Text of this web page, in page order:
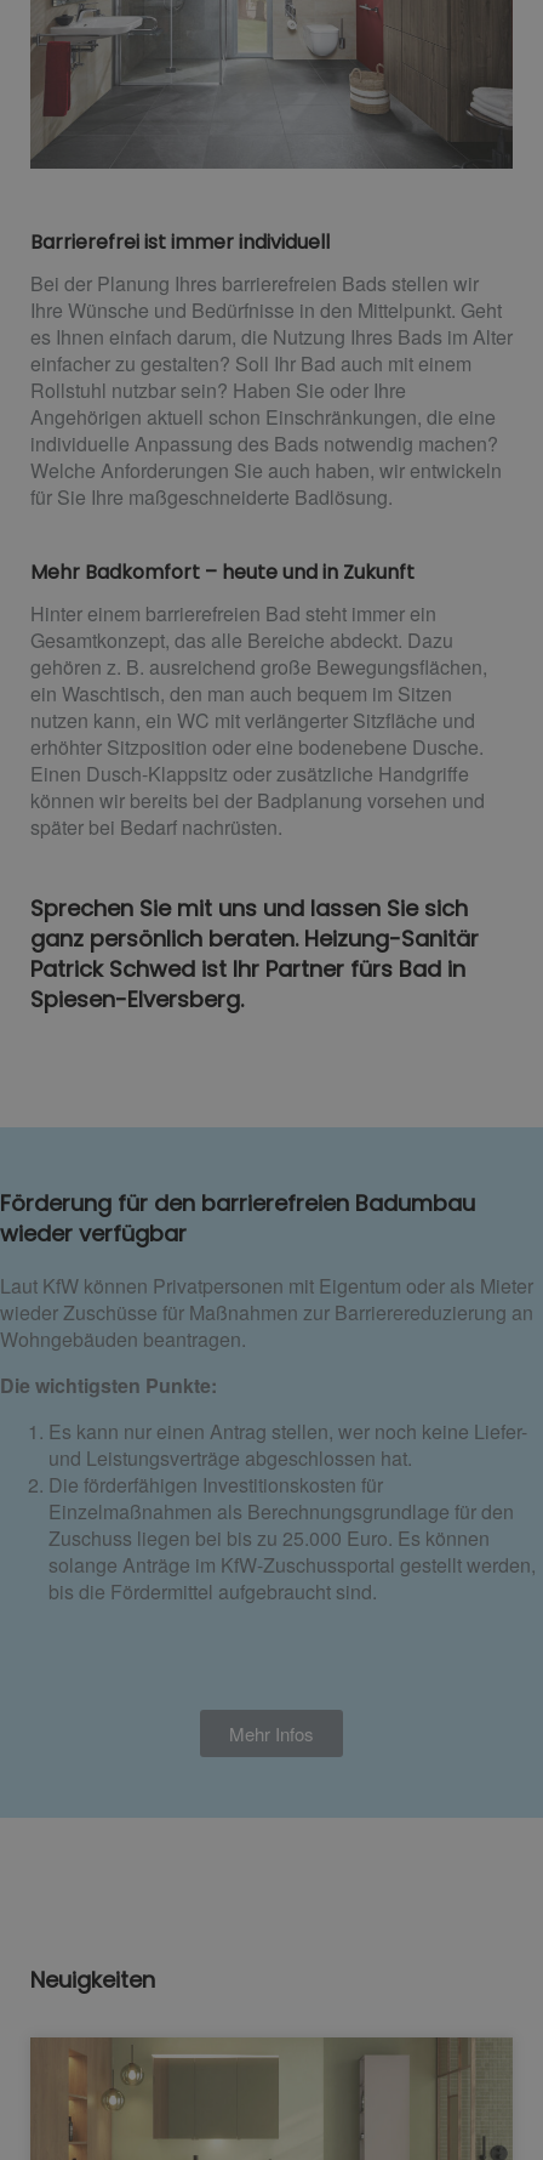
Barrierefrei ist immer individuell
Bei der Planung Ihres barrierefreien Bads stellen wir
Ihre Wünsche und Bedürfnisse in den Mittelpunkt. Geht
es Ihnen einfach darum, die Nutzung Ihres Bads im Alter
einfacher zu gestalten? Soll Ihr Bad auch mit einem
Rollstuhl nutzbar sein? Haben Sie oder Ihre
Angehörigen aktuell schon Einschränkungen, die eine
individuelle Anpassung des Bads notwendig machen?
Welche Anforderungen Sie auch haben, wir entwickeln
für Sie Ihre maßgeschneiderte Badlösung.
Mehr Badkomfort – heute und in Zukunft
Hinter einem barrierefreien Bad steht immer ein
Gesamtkonzept, das alle Bereiche abdeckt. Dazu
gehören z. B. ausreichend große Bewegungsflächen,
ein Waschtisch, den man auch bequem im Sitzen
nutzen kann, ein WC mit verlängerter Sitzfläche und
erhöhter Sitzposition oder eine bodenebene Dusche.
Einen Dusch-Klappsitz oder zusätzliche Handgriffe
können wir bereits bei der Badplanung vorsehen und
später bei Bedarf nachrüsten.
Sprechen Sie mit uns und lassen Sie sich
ganz persönlich beraten. Heizung-Sanitär
Patrick Schwed ist Ihr Partner fürs Bad in
Spiesen-Elversberg.
Förderung für den barrierefreien Badumbau
wieder verfügbar
Laut KfW können Privatpersonen mit Eigentum oder als Mieter
wieder Zuschüsse für Maßnahmen zur Barrierereduzierung an
Wohngebäuden beantragen.
Die wichtigsten Punkte:
Es kann nur einen Antrag stellen, wer noch keine Liefer-
und Leistungsverträge abgeschlossen hat.
Die förderfähigen Investitionskosten für
Einzelmaßnahmen als Berechnungsgrundlage für den
Zuschuss liegen bei bis zu 25.000 Euro. Es können
solange Anträge im KfW-Zuschussportal gestellt werden,
bis die Fördermittel aufgebraucht sind.
Mehr Infos
Neuigkeiten